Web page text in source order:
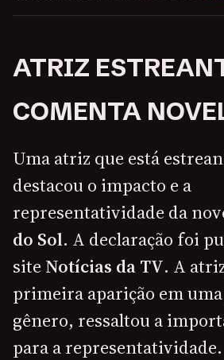
ATRIZ
COMENTA
Uma atriz que está
destacou o impacto e a
representatividade da
do Sol. A declaração foi
site Notícias da TV. A
primeira aparição em
gênero, ressaltou a
para a representatividade.